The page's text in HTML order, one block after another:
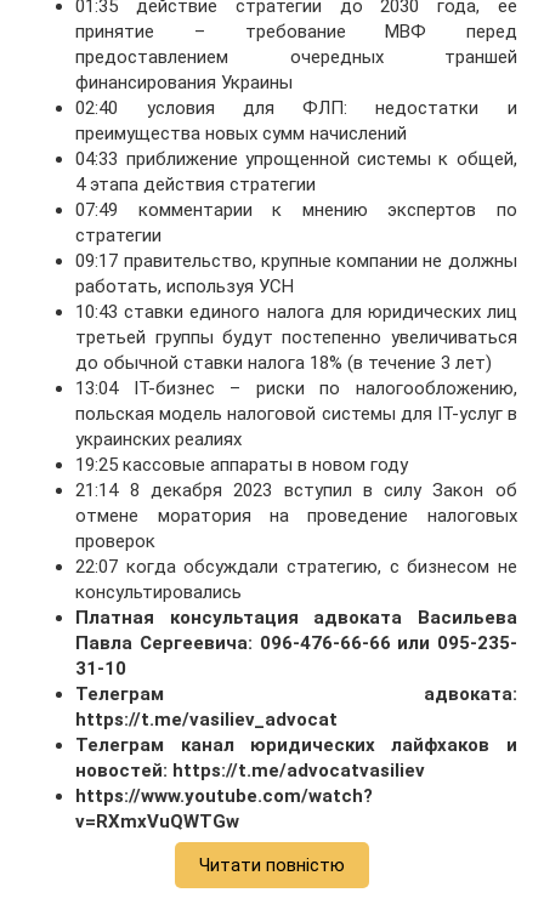
01:35 действие стратегии до 2030 года, ее
принятие – требование МВФ перед
предоставлением очередных траншей
финансирования Украины
02:40 условия для ФЛП: недостатки и
преимущества новых сумм начислений
04:33 приближение упрощенной системы к общей,
4 этапа действия стратегии
07:49 комментарии к мнению экспертов по
стратегии
09:17 правительство, крупные компании не должны
работать, используя УСН
10:43 ставки единого налога для юридических лиц
третьей группы будут постепенно увеличиваться
до обычной ставки налога 18% (в течение 3 лет)
13:04 IT-бизнес – риски по налогообложению,
польская модель налоговой системы для IT-услуг в
украинских реалиях
19:25 кассовые аппараты в новом году
21:14 8 декабря 2023 вступил в силу Закон об
отмене моратория на проведение налоговых
проверок
22:07 когда обсуждали стратегию, с бизнесом не
консультировались
Платная консультация адвоката Васильева
Павла Сергеевича: 096-476-66-66 или 095-235-
31-10
Телеграм адвоката:
https://t.me/vasiliev_advocat
Телеграм канал юридических лайфхаков и
новостей: https://t.me/advocatvasiliev
https://www.youtube.com/watch?
v=RXmxVuQWTGw
Читати повністю